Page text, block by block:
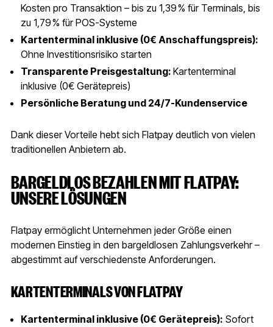
Kosten pro Transaktion – bis zu 1,39 % für Terminals, bis
zu 1,79 % für POS-Systeme
Kartenterminal inklusive (0€ Anschaffungspreis):
Ohne Investitionsrisiko starten
Transparente Preisgestaltung: Kartenterminal
inklusive (0€ Gerätepreis)
Persönliche Beratung und 24/7-Kundenservice
Dank dieser Vorteile hebt sich Flatpay deutlich von vielen
traditionellen Anbietern ab.
BARGELDLOS BEZAHLEN MIT FLATPAY:
UNSERE LÖSUNGEN
Flatpay ermöglicht Unternehmen jeder Größe einen
modernen Einstieg in den bargeldlosen Zahlungsverkehr –
abgestimmt auf verschiedenste Anforderungen.
KARTENTERMINALS VON FLATPAY
Kartenterminal inklusive (0€ Gerätepreis): Sofort